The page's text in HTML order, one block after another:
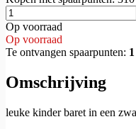
Op voorraad
Op voorraad
Te ontvangen spaarpunten: 1
Omschrijving
leuke kinder baret in een